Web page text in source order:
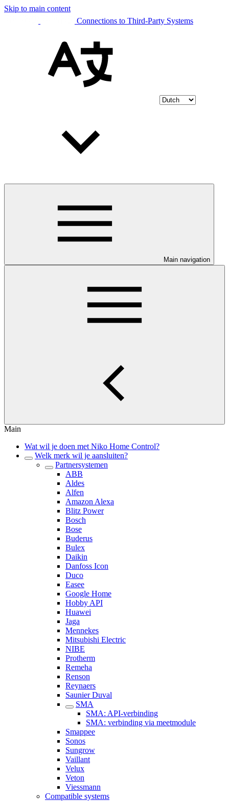
Skip to main content
Connections to Third-Party Systems
Main navigation
Main
Wat wil je doen met Niko Home Control?
Welk merk wil je aansluiten?
Partnersystemen
ABB
Aldes
Alfen
Amazon Alexa
Blitz Power
Bosch
Bose
Buderus
Bulex
Daikin
Danfoss Icon
Duco
Easee
Google Home
Hobby API
Huawei
Jaga
Mennekes
Mitsubishi Electric
NIBE
Protherm
Remeha
Renson
Reynaers
Saunier Duval
SMA
SMA: API-verbinding
SMA: verbinding via meetmodule
Smappee
Sonos
Sungrow
Vaillant
Velux
Veton
Viessmann
Compatible systems